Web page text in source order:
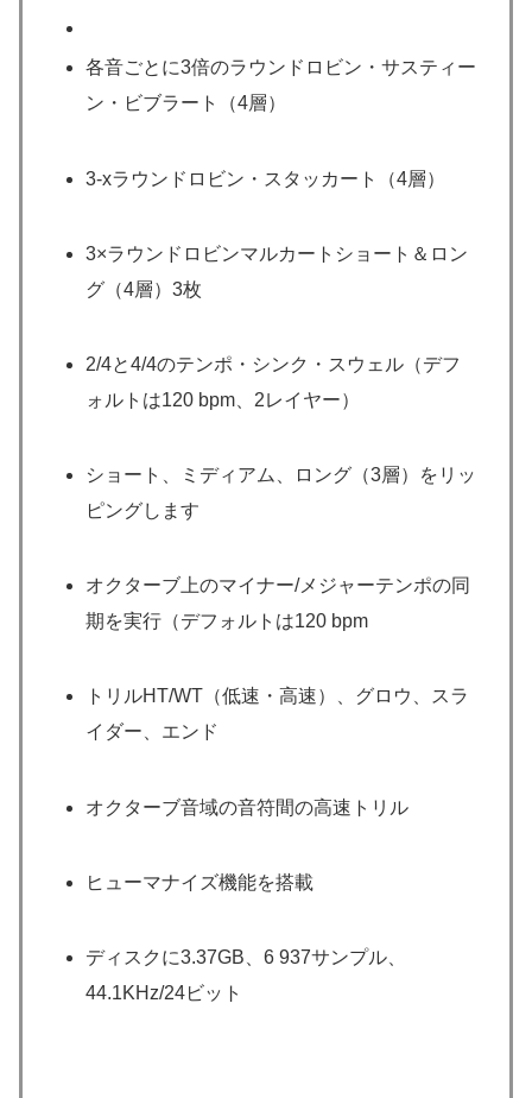
各音ごとに3倍のラウンドロビン・サスティー
ン・ビブラート（4層）
3-xラウンドロビン・スタッカート（4層）
3×ラウンドロビンマルカートショート＆ロン
グ（4層）3枚
2/4と4/4のテンポ・シンク・スウェル（デフ
ォルトは120 bpm、2レイヤー）
ショート、ミディアム、ロング（3層）をリッ
ピングします
オクターブ上のマイナー/メジャーテンポの同
期を実行（デフォルトは120 bpm
トリルHT/WT（低速・高速）、グロウ、スラ
イダー、エンド
オクターブ音域の音符間の高速トリル
ヒューマナイズ機能を搭載
ディスクに3.37GB、6 937サンプル、
44.1KHz/24ビット